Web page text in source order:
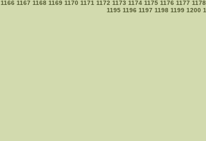
1166 1167 1168 1169 1170 1171 1172 1173 1174 1175 1176 1177 1178
1195 1196 1197 1198 1199 1200